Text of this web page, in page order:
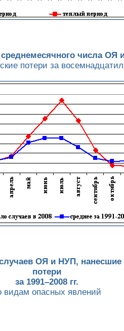
числа ОЯ
потери за
ОЯ и НУП, нанесшие
потери
за 1991–2008 гг.
видам опасных явлений